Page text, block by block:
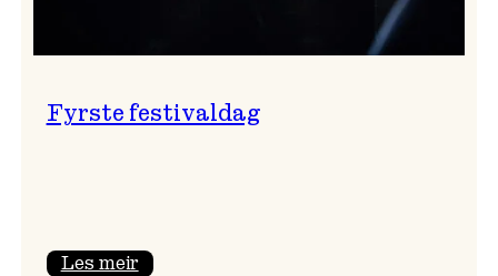
Fyrste festivaldag
Les meir: